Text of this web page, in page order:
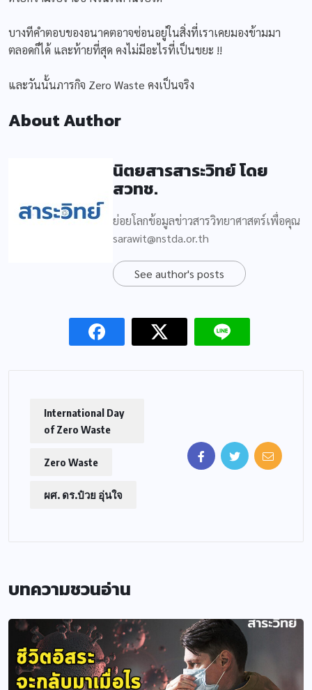
บางทีคำตอบของอนาคตอาจซ่อนอยู่ในสิ่งที่เราเคยมองข้ามมา
ตลอดก็ได้ และท้ายที่สุด คงไม่มีอะไรที่เป็นขยะ !!
และวันนั้นภารกิจ Zero Waste คงเป็นจริง
About Author
นิตยสารสาระวิทย์ โดย
สวทช.
ย่อยโลกข้อมูลข่าวสารวิทยาศาสตร์เพื่อคุณ
sarawit@nstda.or.th
See author's posts
International Day
of Zero Waste
Zero Waste
ผศ. ดร.ป๋วย อุ่นใจ
บทความชวนอ่าน